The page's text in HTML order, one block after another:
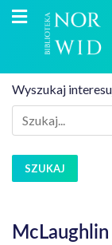
Wyszukaj
SZUKAJ